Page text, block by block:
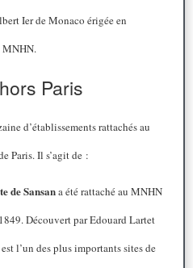
Ier de Monaco érigée en
MNHN.
Paris
d’établissements rattachés au
Paris. Il s’agit de :
de Sansana été rattaché au MNHN
Découvert par Edouard Lartet
l’un des plus importants sites de